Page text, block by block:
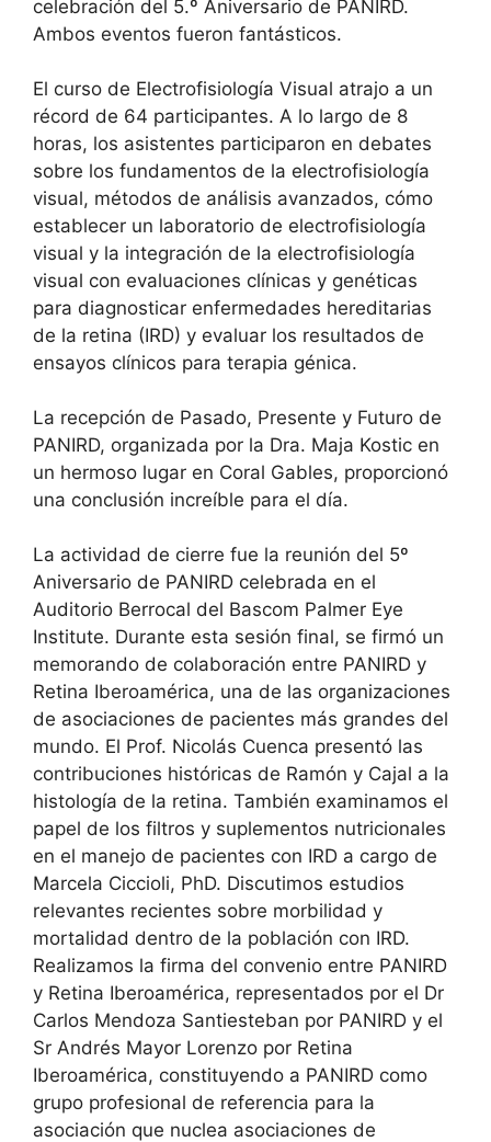
celebración del 5.º Aniversario de PANIRD.
Ambos eventos fueron fantásticos.
El curso de Electrofisiología Visual atrajo a un
récord de 64 participantes. A lo largo de 8
horas, los asistentes participaron en debates
sobre los fundamentos de la electrofisiología
visual, métodos de análisis avanzados, cómo
establecer un laboratorio de electrofisiología
visual y la integración de la electrofisiología
visual con evaluaciones clínicas y genéticas
para diagnosticar enfermedades hereditarias
de la retina (IRD) y evaluar los resultados de
ensayos clínicos para terapia génica.
La recepción de Pasado, Presente y Futuro de
PANIRD, organizada por la Dra. Maja Kostic en
un hermoso lugar en Coral Gables, proporcionó
una conclusión increíble para el día.
La actividad de cierre fue la reunión del 5º
Aniversario de PANIRD celebrada en el
Auditorio Berrocal del Bascom Palmer Eye
Institute. Durante esta sesión final, se firmó un
memorando de colaboración entre PANIRD y
Retina Iberoamérica, una de las organizaciones
de asociaciones de pacientes más grandes del
mundo. El Prof. Nicolás Cuenca presentó las
contribuciones históricas de Ramón y Cajal a la
histología de la retina. También examinamos el
papel de los filtros y suplementos nutricionales
en el manejo de pacientes con IRD a cargo de
Marcela Ciccioli, PhD. Discutimos estudios
relevantes recientes sobre morbilidad y
mortalidad dentro de la población con IRD.
Realizamos la firma del convenio entre PANIRD
y Retina Iberoamérica, representados por el Dr
Carlos Mendoza Santiesteban por PANIRD y el
Sr Andrés Mayor Lorenzo por Retina
Iberoamérica, constituyendo a PANIRD como
grupo profesional de referencia para la
asociación que nuclea asociaciones de